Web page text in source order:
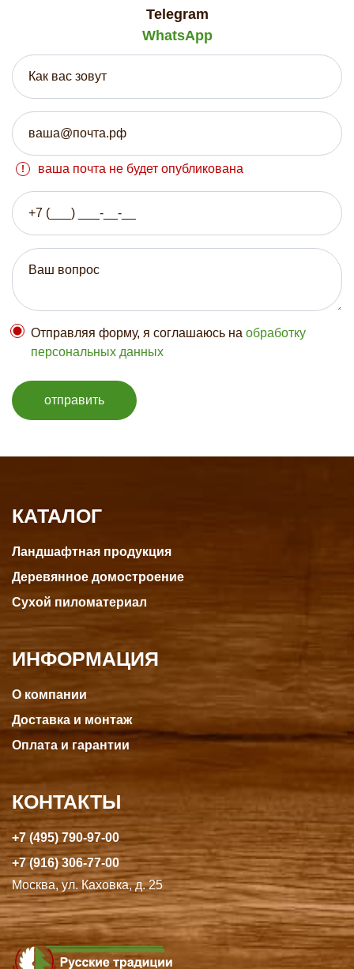
Telegram
WhatsApp
ваша почта не будет опубликована
Отправляя форму, я соглашаюсь на обработку
персональных данных
отправить
КАТАЛОГ
Ландшафтная продукция
Деревянное домостроение
Сухой пиломатериал
ИНФОРМАЦИЯ
О компании
Доставка и монтаж
Оплата и гарантии
КОНТАКТЫ
+7 (495) 790-97-00
+7 (916) 306-77-00
Москва, ул. Каховка, д. 25